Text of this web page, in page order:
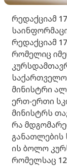
რედაქციამ
რედაქციამ
რომელიც
მინისტრი
ერთ-ერთი
მინისტრს
რა
განათლების
ის ბოლო
რომელსაც